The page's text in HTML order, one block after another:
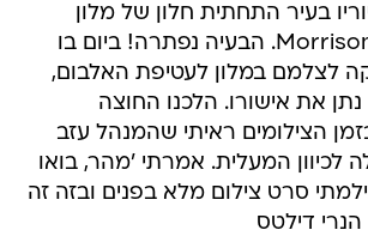
בעיר התחתית חלון של מלון
שנקרא Morrison Hotel. הבעיה נפתרה! ביום בו
לצלמם במלון לעטיפת האלבום,
את אישורו. הלכנו החוצה
הצילומים ראיתי שהמנהל עזב
המעלית. אמרתי 'מהר, בואו
סרט צילום מלא בפנים ובזה זה
דילטס